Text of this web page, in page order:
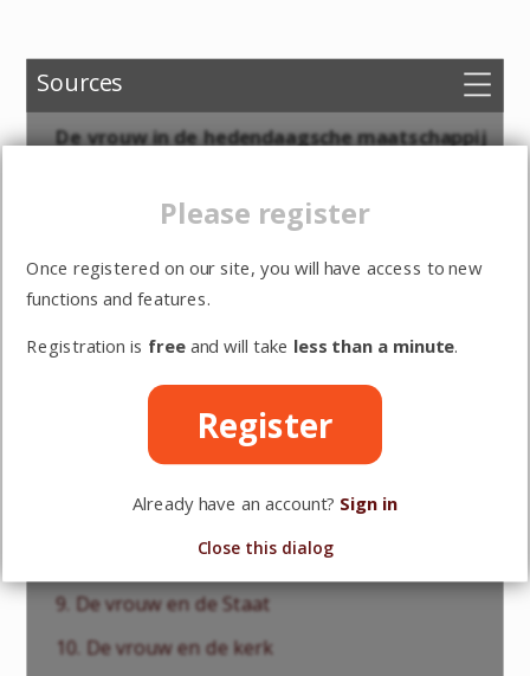
Sources
Choose versions
Register
Please register
Once registered on our site, you will have access to new
functions and features.
Registration is freeand will take less than a minute.
Register
Already have an account? Sign in
Close this dialog
De vrouw in de hedendaagsche maatschappij
Woord vooraf
2. De vrouw in de Heilige Schrift
3. De vrouw in de Christenheid
4. De vrouwenbeweging
5. Het vrouwenvraagstuk
6. De vrouw en het burgerlijk recht
7. De vrouw en de arbeid
8. De vrouw en het beroep
9. De vrouw en de Staat
10. De vrouw en de kerk